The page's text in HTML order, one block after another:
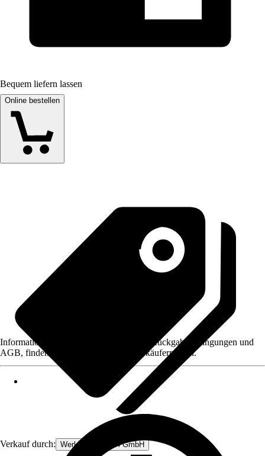
Bequem liefern lassen
Online bestellen
Verkauf durch: Werkzeugstore24 GmbH
Informationen des Verkäufers, wie z. B. Rückgabebedingungen und
AGB, finden Sie bei Klick auf den Verkäufernamen.